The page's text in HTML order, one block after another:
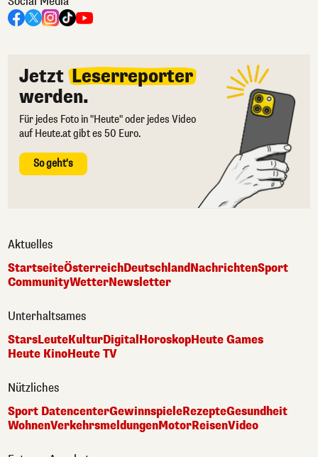
Jetzt Leserreporter
werden.
Für jedes Foto in "Heute" oder jedes Video
auf Heute.at gibt es 50 Euro.
So geht's
Aktuelles
StartseiteÖsterreichDeutschlandNachrichtenSport
CommunityWetterNewsletter
Unterhaltsames
StarsLeuteKulturDigital HoroskopHeute Games
Heute KinoHeute TV
Nützliches
Sport DatencenterGewinnspieleRezepteGesundheit
WohnenVerkehrsmeldungenMotorReisenVideo